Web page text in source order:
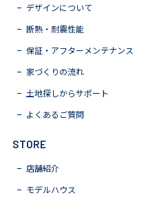
デザインについて
断熱・耐震性能
保証・アフターメンテナンス
家づくりの流れ
土地探しからサポート
よくあるご質問
STORE
店舗紹介
モデルハウス